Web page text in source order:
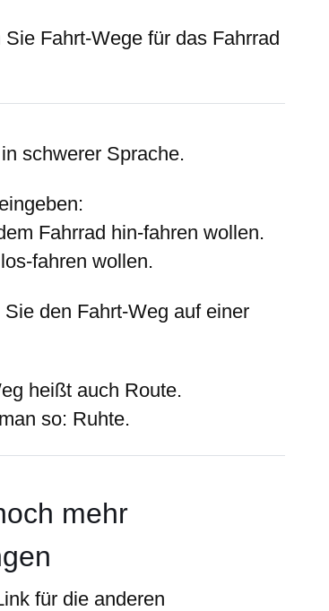
Sie Fahrt-Wege für das Fahrrad
schwerer Sprache.
Fahrrad hin-fahren wollen.
fahren wollen.
den Fahrt-Weg auf einer
heißt auch Route.
so: Ruhte.
mehr
für die anderen